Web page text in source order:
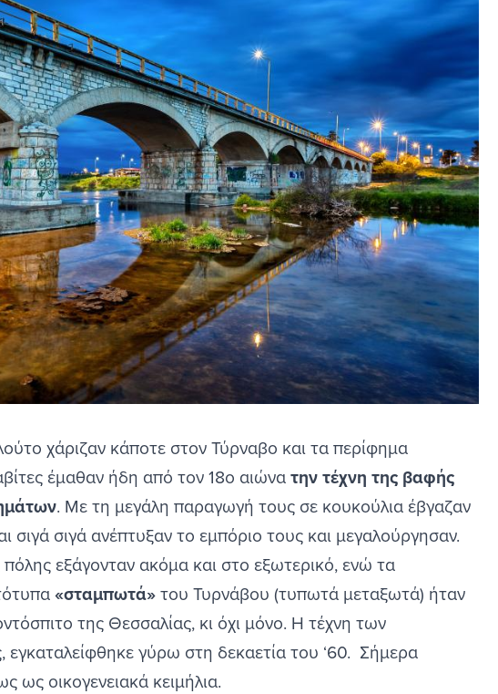
χάριζαν κάποτε στον Τύρναβο και τα περίφημα
έμαθαν ήδη από τον 18ο αιώνατην τέχνη της βαφής
. Με τη μεγάλη παραγωγή τους σε κουκούλια έβγαζαν
σιγά σιγά ανέπτυξαν το εμπόριο τους και μεγαλούργησαν.
εξάγονταν ακόμα και στο εξωτερικό, ενώ τα
«σταμπωτά»του Τυρνάβου (τυπωτά μεταξωτά) ήταν
της Θεσσαλίας, κι όχι μόνο. Η τέχνη των
γύρω στη δεκαετία του ‘60. Σήμερα
ως οικογενειακά κειμήλια.